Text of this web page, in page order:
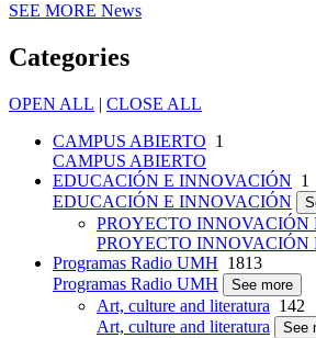
SEE MORE News
Categories
OPEN ALL | CLOSE ALL
CAMPUS ABIERTO 1
CAMPUS ABIERTO
EDUCACIÓN E INNOVACIÓN 1
EDUCACIÓN E INNOVACIÓN
PROYECTO INNOVACIÓN
PROYECTO INNOVACIÓN
Programas Radio UMH 1813
Programas Radio UMH
See more
Art, culture and literatura 142
Art, culture and literatura
See